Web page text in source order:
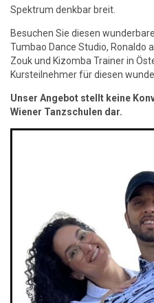
Spektrum denkbar breit.
Besuchen Sie diesen
Tumbao Dance Studio, Ronaldo
Zouk und Kizomba Trainer in
Kursteilnehmer für diesen
Unser Angebot stellt keine
Wiener Tanzschulen dar.